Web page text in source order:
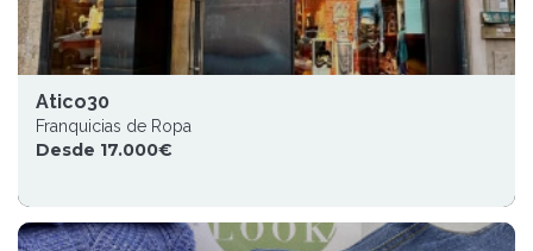
Atico30
Franquicias de Ropa
Desde 17.000€